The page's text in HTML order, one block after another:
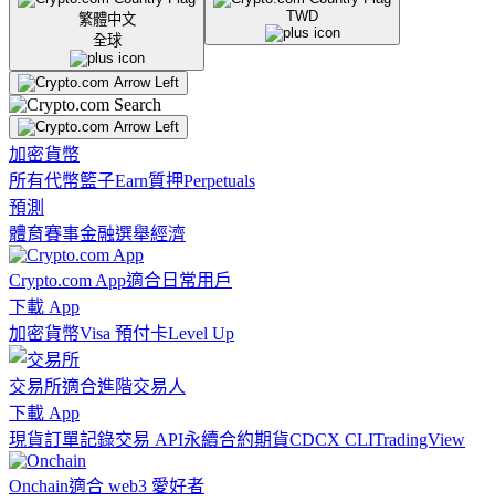
繁體中文
全球
TWD
加密貨幣
所有代幣籃子Earn質押Perpetuals
預測
體育賽事金融選舉經濟
Crypto.com App適合日常用戶
下載 App
加密貨幣Visa 預付卡Level Up
交易所適合進階交易人
下載 App
現貨訂單記錄交易 API永續合約期貨CDCX CLITradingView
Onchain適合 web3 愛好者